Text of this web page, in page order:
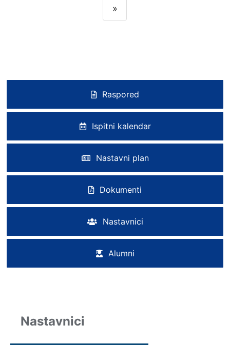
»
Raspored
Ispitni kalendar
Nastavni plan
Dokumenti
Nastavnici
Alumni
Nastavnici